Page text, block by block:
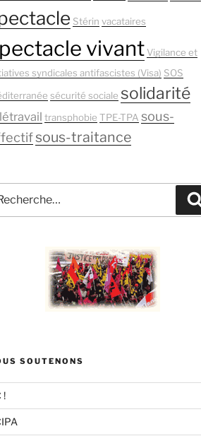
Stérin vacataires
vivant Vigilance et
syndicales antifascistes (Visa) SOS
sécurité sociale solidarité
transphobie TPE-TPA sous-
sous-traitance
SOUTENONS
!